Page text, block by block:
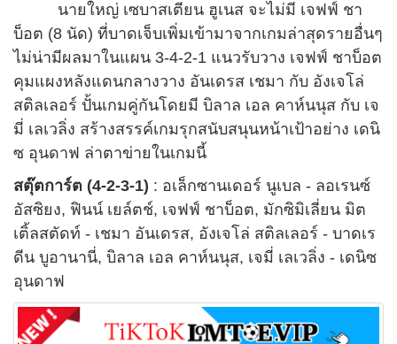
นายใหญ่ เซบาสเตียน ฮูเนส จะไม่มี เจฟฟ์ ชา
บ็อต (8 นัด) ที่บาดเจ็บเพิ่มเข้ามาจากเกมล่าสุดรายอื่นๆ
ไม่น่ามีผลมาในแผน 3-4-2-1 แนวรับวาง เจฟฟ์ ชาบ็อต
คุมแผงหลังแดนกลางวาง อันเดรส เชมา กับ อังเจโล่
สติลเลอร์ ปั้นเกมคู่กันโดยมี บิลาล เอล คาห์นนุส กับ เจ
มี่ เลเวลิ่ง สร้างสรรค์เกมรุกสนับสนุนหน้าเป้าอย่าง เดนิ
ซ อุนดาฟ ล่าตาข่ายในเกมนี้
สตุ๊ตการ์ต (4-2-3-1) : อเล็กซานเดอร์ นูเบล - ลอเรนซ์
อัสซิยง, ฟินน์ เยล์ตช์, เจฟฟ์ ชาบ็อต, มักซิมิเลี่ยน มิต
เติ้ลสตัดท์ - เชมา อันเดรส, อังเจโล่ สติลเลอร์ - บาดเร
ดีน บูอานานี่, บิลาล เอล คาห์นนุส, เจมี่ เลเวลิ่ง - เดนิซ
อุนดาฟ